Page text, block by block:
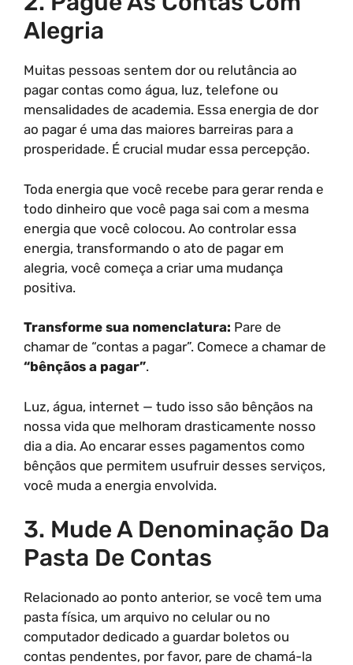
Alegria
Muitas pessoas sentem dor ou relutância ao
pagar contas como água, luz, telefone ou
mensalidades de academia. Essa energia de dor
ao pagar é uma das maiores barreiras para a
prosperidade. É crucial mudar essa percepção.
Toda energia que você recebe para gerar renda e
todo dinheiro que você paga sai com a mesma
energia que você colocou. Ao controlar essa
energia, transformando o ato de pagar em
alegria, você começa a criar uma mudança
positiva.
Transforme sua nomenclatura: Pare de
chamar de “contas a pagar”. Comece a chamar de
“bênçãos a pagar”.
Luz, água, internet — tudo isso são bênçãos na
nossa vida que melhoram drasticamente nosso
dia a dia. Ao encarar esses pagamentos como
bênçãos que permitem usufruir desses serviços,
você muda a energia envolvida.
3. Mude A Denominação Da
Pasta De Contas
Relacionado ao ponto anterior, se você tem uma
pasta física, um arquivo no celular ou no
computador dedicado a guardar boletos ou
contas pendentes, por favor, pare de chamá-la